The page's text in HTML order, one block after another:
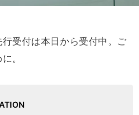
受付は本日から受付中。ご
。